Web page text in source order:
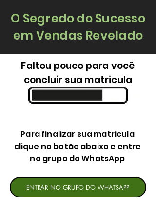
O Segredo do Sucesso
em Vendas Revelado
Faltou pouco para você
concluir sua matricula
Para finalizar sua matricula
clique no botão abaixo e entre
no grupo do WhatsApp
ENTRAR NO GRUPO DO WHATSAPP